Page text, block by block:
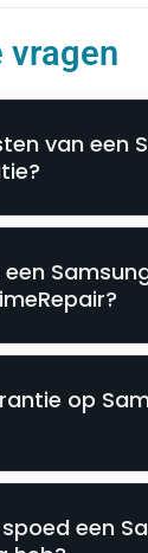
vragen
van een
op
een